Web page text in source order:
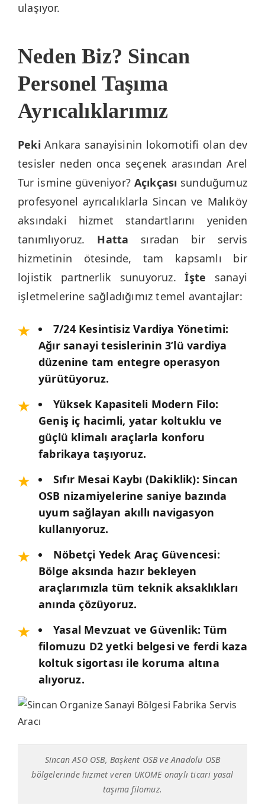
ulaşıyor.
Neden Biz? Sincan
Personel Taşıma
Ayrıcalıklarımız
Peki Ankara sanayisinin lokomotifi olan dev
tesisler neden onca seçenek arasından Arel
Tur ismine güveniyor? Açıkçası sunduğumuz
profesyonel ayrıcalıklarla Sincan ve Malıköy
aksındaki hizmet standartlarını yeniden
tanımlıyoruz. Hatta sıradan bir servis
hizmetinin ötesinde, tam kapsamlı bir
lojistik partnerlik sunuyoruz.İşte sanayi
işletmelerine sağladığımız temel avantajlar:
7/24 Kesintisiz Vardiya Yönetimi:
Ağır sanayi tesislerinin 3’lü vardiya
düzenine tam entegre operasyon
yürütüyoruz.
Yüksek Kapasiteli Modern Filo:
Geniş iç hacimli, yatar koltuklu ve
güçlü klimalı araçlarla konforu
fabrikaya taşıyoruz.
Sıfır Mesai Kaybı (Dakiklik): Sincan
OSB nizamiyelerine saniye bazında
uyum sağlayan akıllı navigasyon
kullanıyoruz.
Nöbetçi Yedek Araç Güvencesi:
Bölge aksında hazır bekleyen
araçlarımızla tüm teknik aksaklıkları
anında çözüyoruz.
Yasal Mevzuat ve Güvenlik: Tüm
filomuzu D2 yetki belgesi ve ferdi kaza
koltuk sigortası ile koruma altına
alıyoruz.
Sincan ASO OSB, Başkent OSB ve Anadolu OSB
bölgelerinde hizmet veren UKOME onaylı ticari yasal
taşıma filomuz.